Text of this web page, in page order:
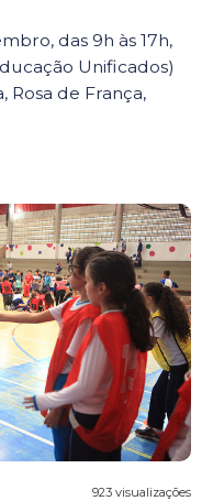
das 9h às 17h,
Unificados)
Rosa de França,
923 visualizações